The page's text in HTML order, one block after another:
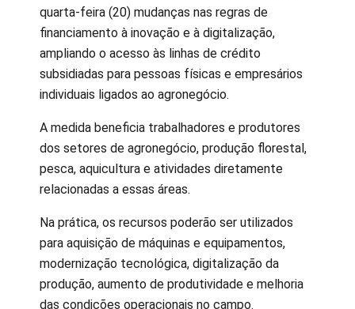
quarta-feira (20) mudanças nas regras de
financiamento à inovação e à digitalização,
ampliando o acesso às linhas de crédito
subsidiadas para pessoas físicas e empresários
individuais ligados ao agronegócio.
A medida beneficia trabalhadores e produtores
dos setores de agronegócio, produção florestal,
pesca, aquicultura e atividades diretamente
relacionadas a essas áreas.
Na prática, os recursos poderão ser utilizados
para aquisição de máquinas e equipamentos,
modernização tecnológica, digitalização da
produção, aumento de produtividade e melhoria
das condições operacionais no campo.